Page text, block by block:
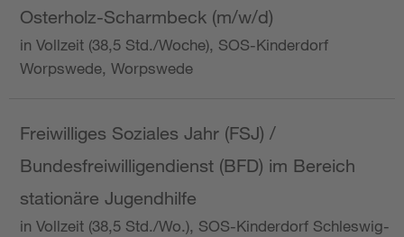
Osterholz-Scharmbeck (m/w/d)
in Vollzeit (38,5 Std./Woche), SOS-Kinderdorf
Worpswede, Worpswede
Freiwilliges Soziales Jahr (FSJ) /
Bundesfreiwilligendienst (BFD) im Bereich
stationäre Jugendhilfe
in Vollzeit (38,5 Std./Wo.), SOS-Kinderdorf Schleswig-